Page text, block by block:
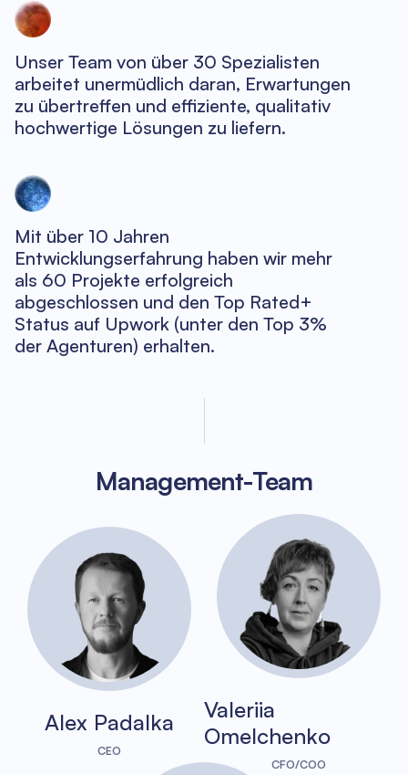
Unser Team von über 30 Spezialisten
arbeitet unermüdlich daran, Erwartungen
zu übertreffen und effiziente, qualitativ
hochwertige Lösungen zu liefern.
Mit über 10 Jahren
Entwicklungserfahrung haben wir mehr
als 60 Projekte erfolgreich
abgeschlossen und den Top Rated+
Status auf Upwork (unter den Top 3%
der Agenturen) erhalten.
Management-Team
Alex Padalka
CEO
Valeriia
Omelchenko
CFO/COO